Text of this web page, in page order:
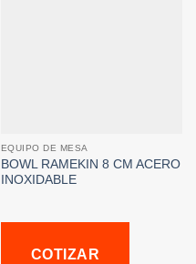
EQUIPO DE MESA
BOWL RAMEKIN 8 CM ACERO
INOXIDABLE
COTIZAR